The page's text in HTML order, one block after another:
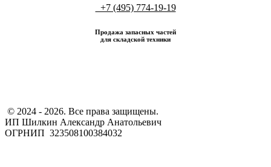
+7 (495) 774-19-19
Продажа запасных частей
для складской техники
​ © 2024 - 2026. Все права защищены.
ИП Шилкин Александр Анатольевич
ОГРНИП 323508100384032